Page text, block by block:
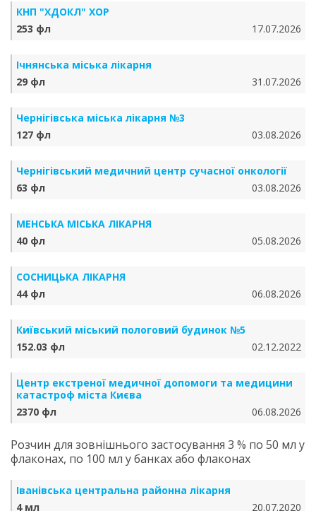
КНП "ХДОКЛ" ХОР
253 фл
17.07.2026
Ічнянська міська лікарня
29 фл
31.07.2026
Чернігівська міська лікарня №3
127 фл
03.08.2026
Чернігівський медичний центр сучасної онкології
63 фл
03.08.2026
МЕНСЬКА МІСЬКА ЛІКАРНЯ
40 фл
05.08.2026
СОСНИЦЬКА ЛІКАРНЯ
44 фл
06.08.2026
Київський міський пологовий будинок №5
152.03 фл
02.12.2022
Центр екстреної медичної допомоги та медицини
катастроф міста Києва
2370 фл
06.08.2026
Розчин для зовнішнього застосування 3 % по 50 мл у
флаконах, по 100 мл у банках або флаконах
Іванівська центральна районна лікарня
4 мл
20.07.2020